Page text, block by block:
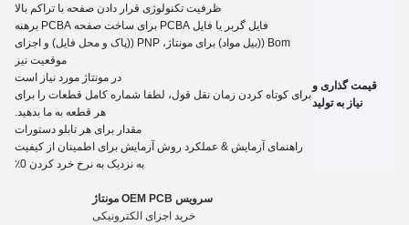
ظرفیت تکنولوژی قرار دادن صفحه با تراکم بالا
قیمت گذاری و
نیاز به تولید
فایل گربر یا فایل PCBA برای ساخت صفحه PCBA برهنه
Bom ((بيل مواد) برای مونتاژ، PNP ((پاک و محل فایل) و اجزای
موقعیت نیز
در مونتاژ مورد نیاز است
برای کوتاه کردن زمان نقل قول، لطفا شماره کامل قطعات را برای
هر قطعه به ما بدهید.
مقدار برای هر تابلو دستورات
راهنمای آزمایش & عملکرد روش آزمایش برای اطمینان از کیفیت
به نزدیک به نرخ خرد کردن 0٪
سرویس OEM PCB مونتاژ
خرید اجزای الکترونیکی